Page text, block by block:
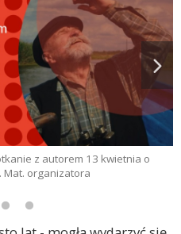
z autorem 13 kwietnia o
Mat. organizatora